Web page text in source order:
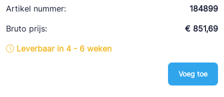
Frigomec
AWA
Onda
Contact
Log in
Artikel nummer:
184899
Bruto prijs:
€ 851,69
Leverbaar in 4 - 6 weken
Voeg toe